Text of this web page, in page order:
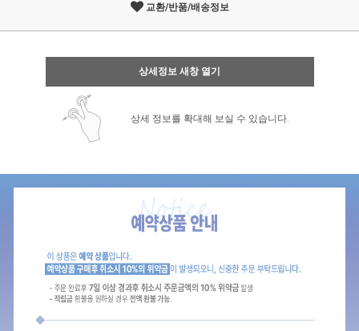
교환/반품/배송정보
상세정보 새창 열기
상세 정보를 확대해 보실 수 있습니다.